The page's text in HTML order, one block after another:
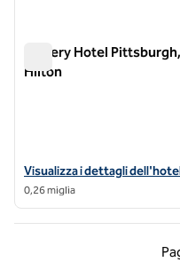
Joinery Hotel
Hilton
Visualizza i dettagli
Visualizza i dettagli
0,26 miglia